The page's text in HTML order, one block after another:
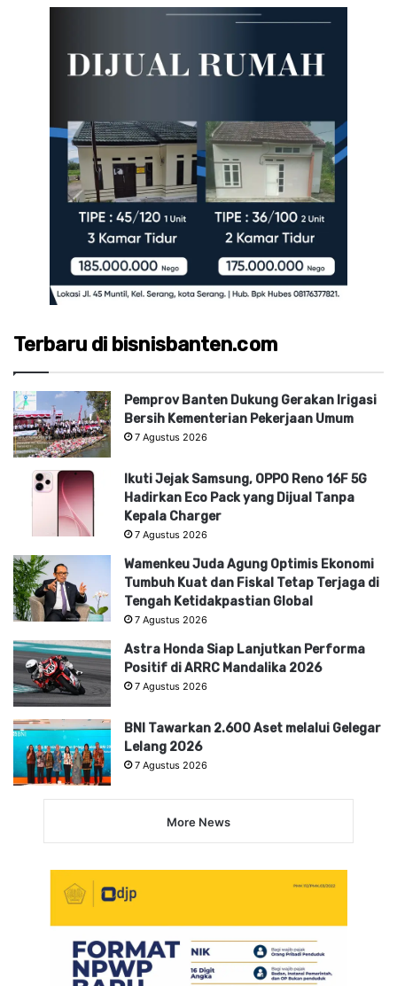
Terbaru di bisnisbanten.com
Pemprov Banten Dukung Gerakan Irigasi
Bersih Kementerian Pekerjaan Umum
7 Agustus 2026
Ikuti Jejak Samsung, OPPO Reno 16F 5G
Hadirkan Eco Pack yang Dijual Tanpa
Kepala Charger
7 Agustus 2026
Wamenkeu Juda Agung Optimis Ekonomi
Tumbuh Kuat dan Fiskal Tetap Terjaga di
Tengah Ketidakpastian Global
7 Agustus 2026
Astra Honda Siap Lanjutkan Performa
Positif di ARRC Mandalika 2026
7 Agustus 2026
BNI Tawarkan 2.600 Aset melalui Gelegar
Lelang 2026
7 Agustus 2026
More News